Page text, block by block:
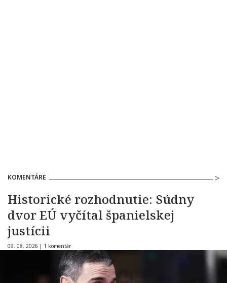
KOMENTÁRE
Historické rozhodnutie: Súdny
dvor EÚ vyčítal španielskej
justícii
09. 08. 2026 | 1 komentár